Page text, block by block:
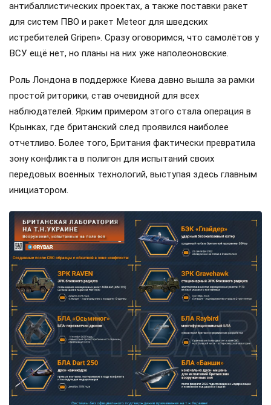
антибаллистических проектах, а также поставки ракет
для систем ПВО и ракет Meteor для шведских
истребителей Gripen». Сразу оговоримся, что самолётов у
ВСУ ещё нет, но планы на них уже наполеоновские.
Роль Лондона в поддержке Киева давно вышла за рамки
простой риторики, став очевидной для всех
наблюдателей. Ярким примером этого стала операция в
Крынках, где британский след проявился наиболее
отчетливо. Более того, Британия фактически превратила
зону конфликта в полигон для испытаний своих
передовых военных технологий, выступая здесь главным
инициатором.